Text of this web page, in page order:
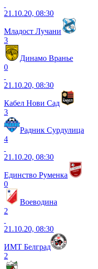
21.10.20, 08:30
Младост Лучани
3
Динамо Вранье
0
21.10.20, 08:30
Кабел Нови Сад
3
Радник Сурдулица
4
21.10.20, 08:30
Единство Руменка
0
Воеводина
2
21.10.20, 08:30
ИМТ Белград
2